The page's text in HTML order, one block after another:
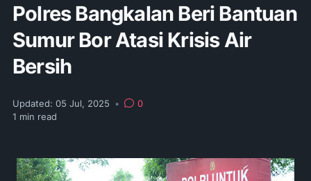
Polres Bangkalan Beri Bantuan
Sumur Bor Atasi Krisis Air
Bersih
Updated: 05 Jul, 2025 •
0
1 min read